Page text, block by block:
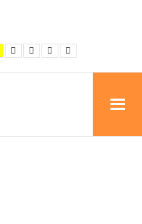
Mniejsza
czcionka
Większa
czcionka
Czytelna
czcionkaczcionka